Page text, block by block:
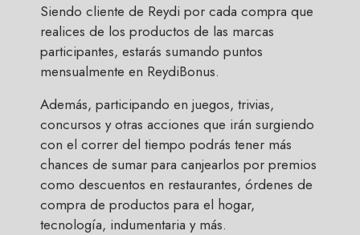
Siendo cliente de Reydi por cada compra que
realices de los productos de las marcas
participantes, estarás sumando puntos
mensualmente en ReydiBonus.
Además, participando en juegos, trivias,
concursos y otras acciones que irán surgiendo
con el correr del tiempo podrás tener más
chances de sumar para canjearlos por premios
como descuentos en restaurantes, órdenes de
compra de productos para el hogar,
tecnología, indumentaria y más.